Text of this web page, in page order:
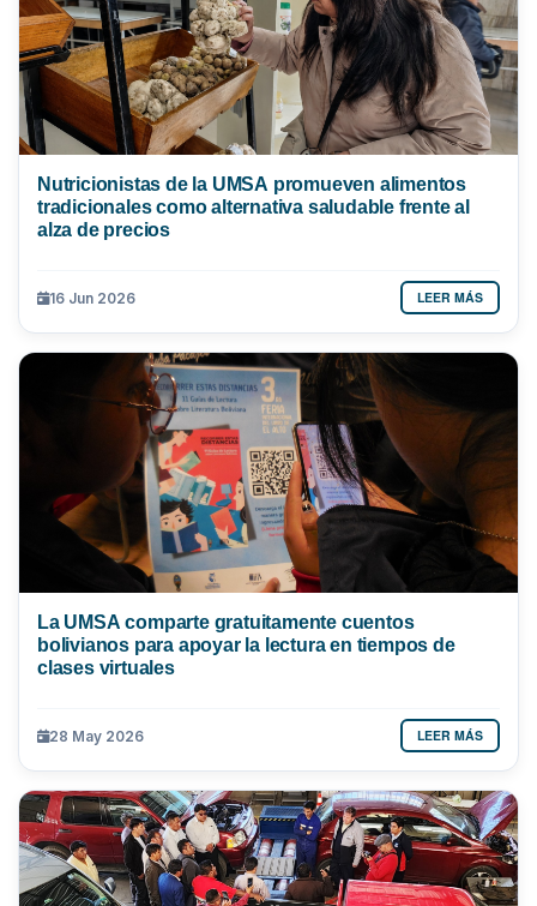
Nutricionistas de la UMSA promueven alimentos
tradicionales como alternativa saludable frente al
alza de precios
16 Jun 2026 LEER MÁS
La UMSA comparte gratuitamente cuentos
bolivianos para apoyar la lectura en tiempos de
clases virtuales
28 May 2026 LEER MÁS